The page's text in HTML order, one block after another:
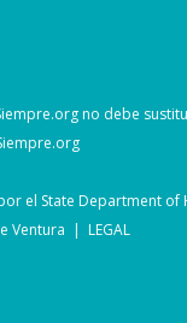
no debe
el State Department of
Ventura | LEGAL